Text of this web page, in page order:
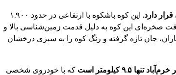
دارد.
این کوه باشکوه با ارتفاعی در حدود ۱,۹۰۰
صخره‌ای این کوه به دلیل قدمت زمین‌شناسی بالا و
جان تازه گرفته و رنگ کوه را به سبزی درخشان
۹.۵ کیلومتر است
که با خودروی شخصی